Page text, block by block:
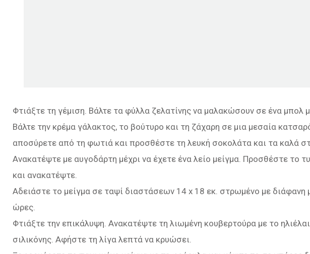
Φτιάξτε τη γέμιση. Βάλτε τα φύλλα ζελατίνης να μαλακώσουν σε ένα μπολ
Βάλτε την κρέμα γάλακτος, το βούτυρο και τη ζάχαρη σε μια μεσαία
αποσύρετε από τη φωτιά και προσθέστε τη λευκή σοκολάτα και τα καλά
Ανακατέψτε µε αυγοδάρτη μέχρι να έχετε ένα λείο μείγμα. Προσθέστε το
και ανακατέψτε.
Αδειάστε το μείγμα σε ταψί διαστάσεων 14 x 18 εκ. στρωμένο µε διάφανη
ώρες.
Φτιάξτε την επικάλυψη. Ανακατέψτε τη λιωμένη κουβερτούρα µε το
σιλικόνης. Αφήστε τη λίγα λεπτά να κρυώσει.